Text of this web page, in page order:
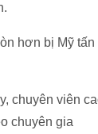
hơn bị Mỹ tấn
chuyên viên
chuyên gia